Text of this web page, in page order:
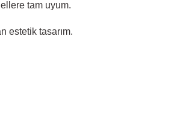
tam uyum.
estetik tasarım.